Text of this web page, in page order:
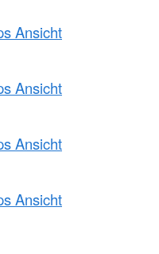
Ansicht
Ansicht
Ansicht
Ansicht